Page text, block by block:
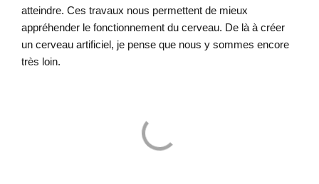
atteindre. Ces travaux nous permettent de mieux
appréhender le fonctionnement du cerveau. De là à créer
un cerveau artificiel, je pense que nous y sommes encore
très loin.